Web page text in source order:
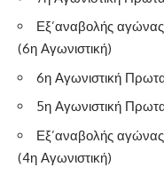
Εξ’αναβολής
(6η Αγωνιστική)
6η Αγωνιστική
5η Αγωνιστική
Εξ’αναβολής
(4η Αγωνιστική)